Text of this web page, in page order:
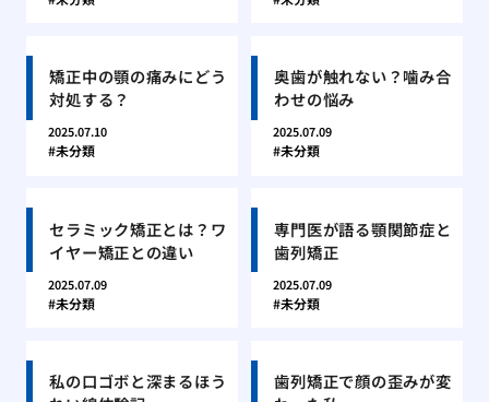
矯正中の顎の痛みにどう
対処する？
2025.07.10
未分類
奥歯が触れない？噛み合
わせの悩み
2025.07.09
未分類
セラミック矯正とは？ワ
イヤー矯正との違い
2025.07.09
未分類
専門医が語る顎関節症と
歯列矯正
2025.07.09
未分類
私の口ゴボと深まるほう
歯列矯正で顔の歪みが変